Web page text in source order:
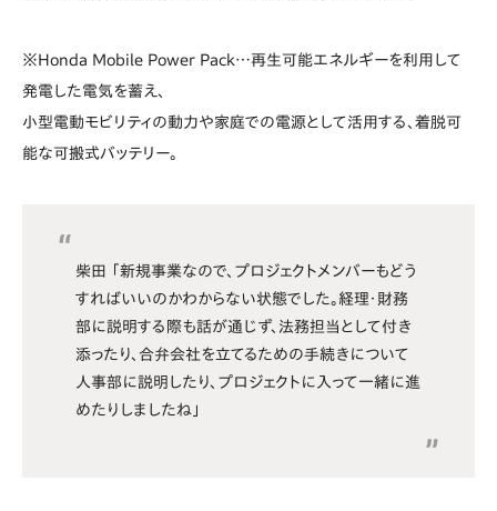
※Honda Mobile Power Pack…再生可能エネルギーを利用して
発電した電気を蓄え、
小型電動モビリティの動力や家庭での電源として活用する、着脱可
能な可搬式バッテリー。
柴田 「新規事業なので、プロジェクトメンバーもどう
すればいいのかわからない状態でした。経理・財務
部に説明する際も話が通じず、法務担当として付き
添ったり、合弁会社を立てるための手続きについて
人事部に説明したり、プロジェクトに入って一緒に進
めたりしましたね」